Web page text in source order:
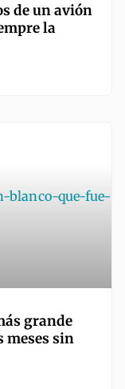
de un avión
la
grande
meses sin